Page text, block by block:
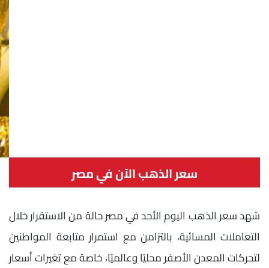
سعر الذهب الآن في مصر
شهد سعر الذهب اليوم الأحد في مصر حالة من الاستقرار خلال
التعاملات المسائية، بالتزامن مع استمرار متابعة المواطنين
لتحركات المعدن الأصفر محليًا وعالميًا، خاصة مع تغيرات أسعار